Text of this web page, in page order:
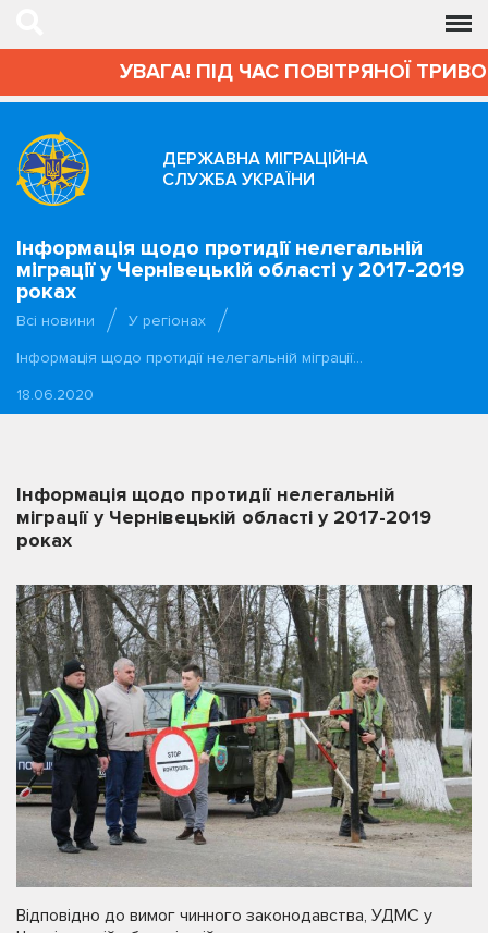
УВАГА! ПІД ЧАС ПОВІТРЯНОЇ ТРИВОГИ
ДЕРЖАВНА МІГРАЦІЙНА
СЛУЖБА УКРАЇНИ
Інформація щодо протидії нелегальній
міграції у Чернівецькій області у 2017-2019
роках
Всі новини
У регіонах
Інформація щодо протидії нелегальній міграції…
18.06.2020
Інформація щодо протидії нелегальній
міграції у Чернівецькій області у 2017-2019
роках
Відповідно до вимог чинного законодавства, УДМС у